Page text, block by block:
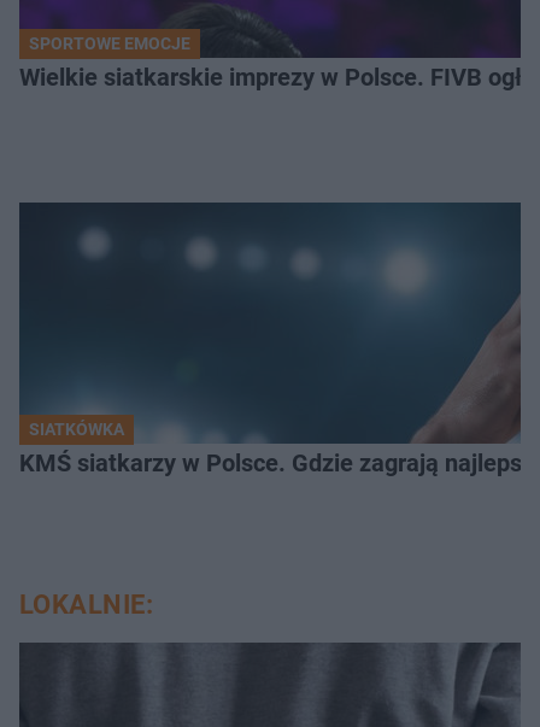
SPORTOWE EMOCJE
Wielkie siatkarskie imprezy w Polsce. FIVB
SIATKÓWKA
KMŚ siatkarzy w Polsce. Gdzie zagrają
LOKALNIE: